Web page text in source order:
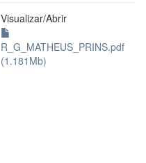
Visualizar/Abrir
R_G_MATHEUS_PRINS.pdf
(1.181Mb)